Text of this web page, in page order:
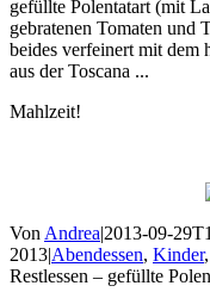
gefüllte Polentatart (mit
gebratenen Tomaten und
beides verfeinert mit dem
aus der Toscana ...
Mahlzeit!
VonAndrea|2013-09-
2013|Abendessen, Kinder,
Restlessen – gefüllte